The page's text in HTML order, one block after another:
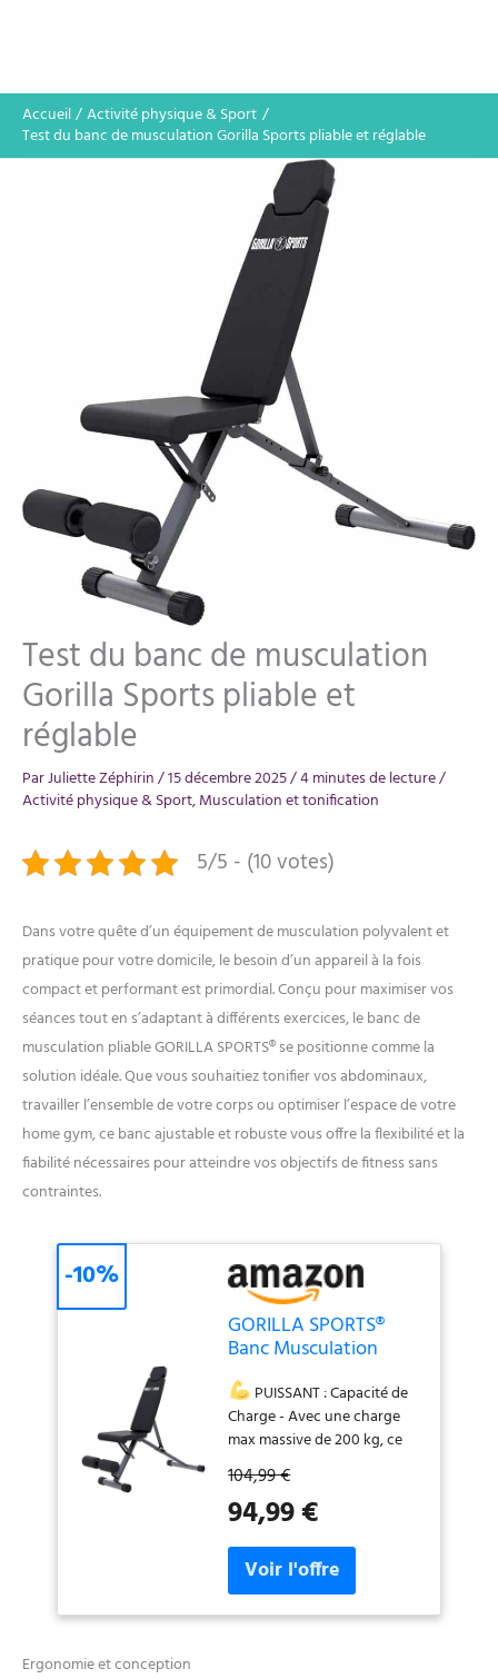
Accueil
Activité physique & Sport
Test du banc de musculation Gorilla Sports pliable et réglable
Test du banc de musculation
Gorilla Sports pliable et
réglable
ParJuliette Zéphirin/15 décembre 2025/4 minutes de lecture/
Activité physique & Sport,Musculation et tonification
5/5 - (10 votes)
Dans votre quête d’un équipement de musculation polyvalent et
pratique pour votre domicile, le besoin d’un appareil à la fois
compact et performant est primordial. Conçu pour maximiser vos
séances tout en s’adaptant à différents exercices, le banc de
musculation pliable GORILLA SPORTS® se positionne comme la
solution idéale. Que vous souhaitiez tonifier vos abdominaux,
travailler l’ensemble de votre corps ou optimiser l’espace de votre
home gym, ce banc ajustable et robuste vous offre la flexibilité et la
fiabilité nécessaires pour atteindre vos objectifs de fitness sans
contraintes.
GORILLA SPORTS®
Banc Musculation
Pliable - Inclinable,
Déclinable, Plat,
Réglable, Charge Max
200kg, Argent/Noir -
Abdos Musculation
Appareil, Machine
Sport Maison, Fitness
PUISSANT : Capacité de
Charge - Avec une charge
max massive de 200 kg, ce
banc lombaire machine de
musculation pliante est
conçue pour vous aider à
musculation.
D'ESPACE : Pliable - Ce banc
104,99 €
94,99 €
-10%
Ergonomie et conception